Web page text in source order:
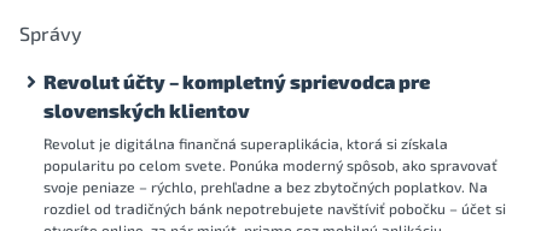
Správy
Revolut účty – kompletný sprievodca pre
slovenských klientov
Revolut je digitálna finančná superaplikácia, ktorá si získala
popularitu po celom svete. Ponúka moderný spôsob, ako spravovať
svoje peniaze – rýchlo, prehľadne a bez zbytočných poplatkov. Na
rozdiel od tradičných bánk nepotrebujete navštíviť pobočku – účet si